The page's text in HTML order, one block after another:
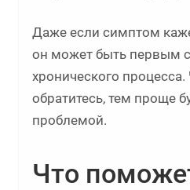
Даже если симптом
он может быть первым
хронического
обратитесь, тем проще
проблемой.
Что